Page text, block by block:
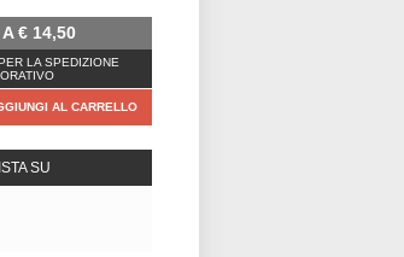
A€14,50
LA SPEDIZIONE
AL CARRELLO
SU